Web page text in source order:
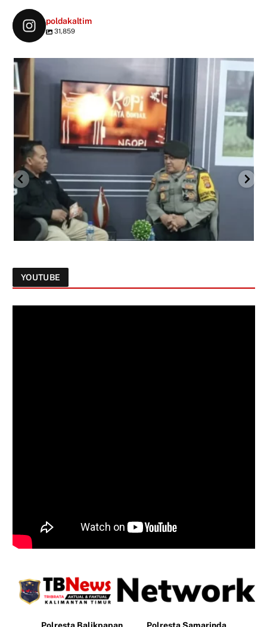
poldakaltim
31,859
YOUTUBE
Polresta Balikpapan Polresta Samarinda